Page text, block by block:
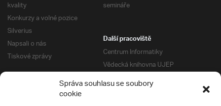
Správa souhlasu se soubory
cookie
kvality
Konkurzy a volné pozice
Silverius
Napsali o nás
Tiskové zprávy
semináře
Další pracoviště
Centrum Informatiky
Vědecká knihovna UJEP
Správa kolejí a menz
Univerzitní centrum podpory